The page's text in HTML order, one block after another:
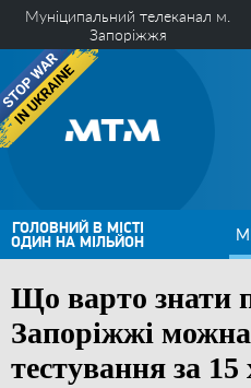
Муніципальний телеканал м.
Запоріжжя
ГОЛОВНИЙ В МІСТІ
ОДИН НА МІЛЬЙОН
Що варто знати
Запоріжжі
тестування за